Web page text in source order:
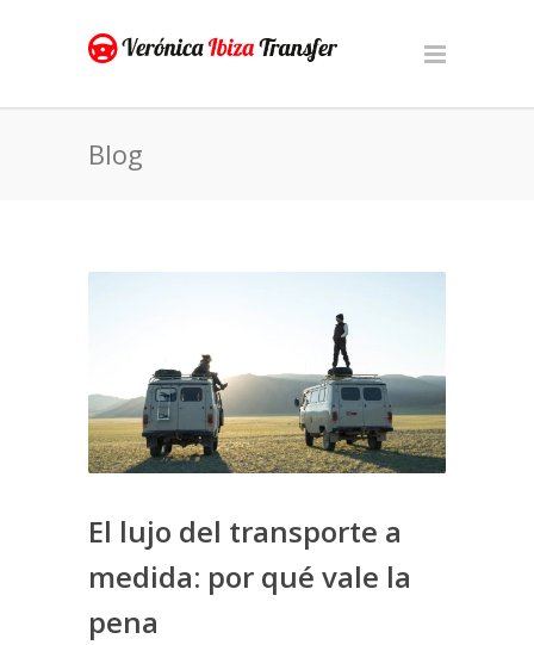
Blog
El lujo del transporte a
medida: por qué vale la
pena